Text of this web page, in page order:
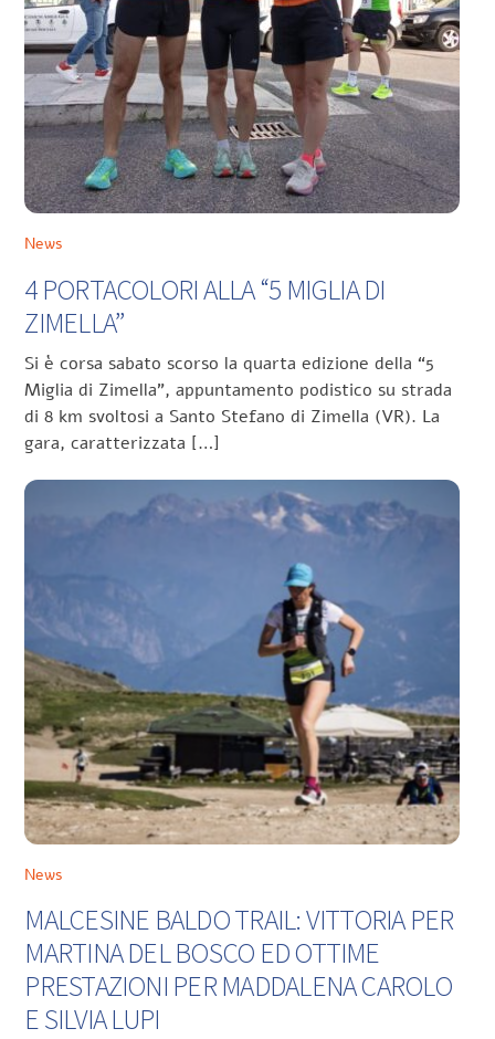
News
4 PORTACOLORI ALLA “5 MIGLIA DI
ZIMELLA”
Si è corsa sabato scorso la quarta edizione della “5
Miglia di Zimella”, appuntamento podistico su strada
di 8 km svoltosi a Santo Stefano di Zimella (VR). La
gara, caratterizzata […]
News
MALCESINE BALDO TRAIL: VITTORIA PER
MARTINA DEL BOSCO ED OTTIME
PRESTAZIONI PER MADDALENA CAROLO
E SILVIA LUPI